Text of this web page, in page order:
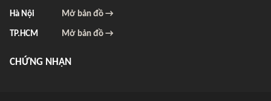
Hà Nội Mở bản đồ →
TP.HCM Mở bản đồ →
CHỨNG NHẬN